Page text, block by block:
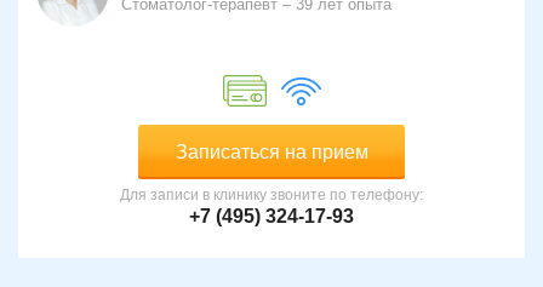
Стоматолог-терапевт 39 лет опыта
Записаться на прием
Для записи в клинику звоните по телефону:
+7 (495) 324-17-93